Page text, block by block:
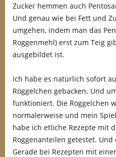
Zucker hemmen auch
Und genau wie bei Fett und
umgehen, indem man das
Roggenmehl) erst zum Teig
ausgebildet ist.
Ich habe es natürlich sofort
Röggelchen gebacken. Und
funktioniert. Die Röggelchen
normalerweise und mein
habe ich etliche Rezepte mit
Roggenanteilen getestet.
Gerade bei Rezepten mit